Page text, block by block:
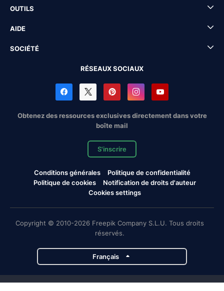
OUTILS
AIDE
SOCIÉTÉ
RÉSEAUX SOCIAUX
Obtenez des ressources exclusives directement dans votre
boîte mail
S'inscrire
Conditions générales
Politique de confidentialité
Politique de cookies
Notification de droits d'auteur
Cookies settings
Copyright © 2010-2026 Freepik Company S.L.U. Tous droits
réservés.
Français